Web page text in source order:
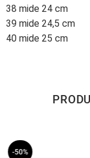
38 mide 24 cm
39 mide 24,5 cm
40 mide 25 cm
-50%